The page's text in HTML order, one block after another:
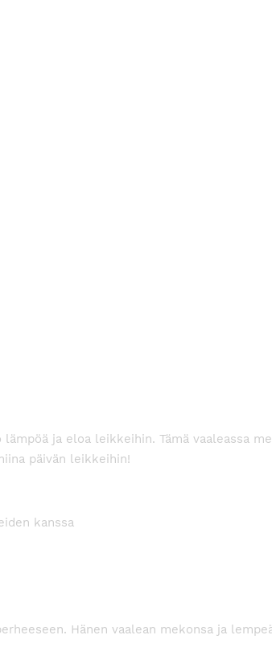
ja eloa leikkeihin. Tämä vaaleassa
päivän leikkeihin!
kanssa
Hänen vaalean mekonsa ja